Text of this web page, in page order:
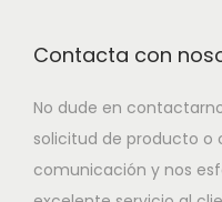
Contacta con
No dude en
solicitud de producto o
comunicación y nos